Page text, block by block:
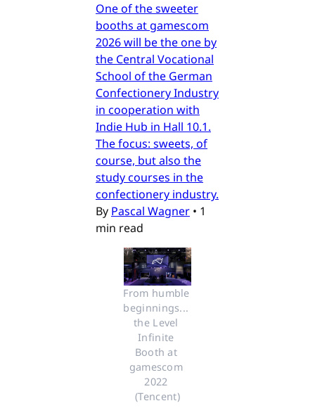
One of the sweeter
booths at gamescom
2026 will be the one by
the Central Vocational
School of the German
Confectionery Industry
in cooperation with
Indie Hub in Hall 10.1.
The focus: sweets, of
course, but also the
study courses in the
confectionery industry.
By Pascal Wagner • 1
min read
From humble
beginnings...
the Level
Infinite
Booth at
gamescom
2022
(Tencent)